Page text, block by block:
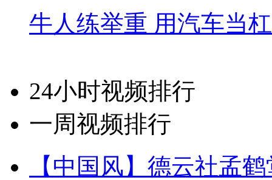
牛人练举重 用汽车当
24小时视频排行
一周视频排行
【中国风】德云社孟